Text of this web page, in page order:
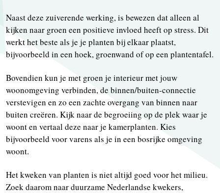
Naast deze zuiverende werking, is bewezen dat alleen al
kijken naar groen een positieve invloed heeft op stress. Dit
werkt het beste als je je planten bij elkaar plaatst,
bijvoorbeeld in een hoek, groenwand of op een plantentafel.
Bovendien kun je met groen je interieur met jouw
woonomgeving verbinden, de binnen/buiten-connectie
verstevigen en zo een zachte overgang van binnen naar
buiten creëren. Kijk naar de begroeiing op de plek waar je
woont en vertaal deze naar je kamerplanten. Kies
bijvoorbeeld voor varens als je in een bosrijke omgeving
woont.
Het kweken van planten is niet altijd goed voor het milieu.
Zoek daarom naar duurzame Nederlandse kwekers,